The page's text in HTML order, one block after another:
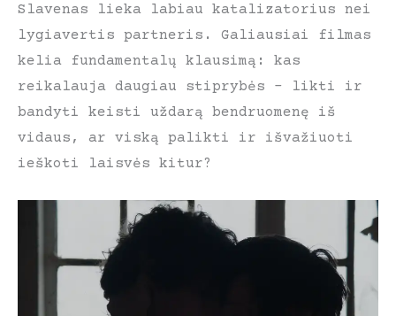
Slavenas lieka labiau katalizatorius nei
lygiavertis partneris. Galiausiai filmas
kelia fundamentalų klausimą: kas
reikalauja daugiau stiprybės – likti ir
bandyti keisti uždarą bendruomenę iš
vidaus, ar viską palikti ir išvažiuoti
ieškoti laisvės kitur?